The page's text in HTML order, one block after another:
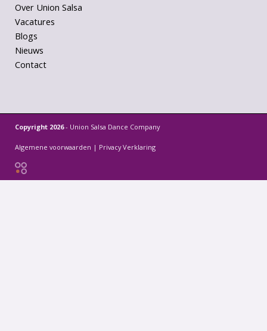
Over Union Salsa
Vacatures
Blogs
Nieuws
Contact
Copyright 2026- Union Salsa Dance Company
Algemene voorwaarden | Privacy Verklaring